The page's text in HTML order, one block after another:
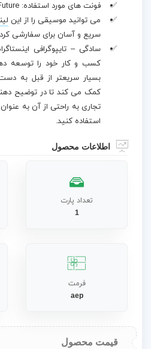
فونت های مورد استفاده: Future
می توانید موسیقی را از این
سریع و آسان برای سفارشی
سادگی – تایپوگرافی
کسب و کار خود را توسعه
بسیار سریعتر از قبل به
کمک می کند تا در توضیح
تجاری به راحتی از آن به
استفاده کنید.
اطلاعات محصول
تعداد پارت
1
فرمت
aep
قیمت محصول